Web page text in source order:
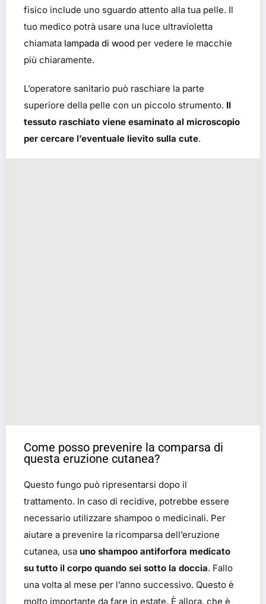
fisico include uno sguardo attento alla tua pelle. Il
tuo medico potrà usare una luce ultravioletta
chiamata lampada di wood per vedere le macchie
più chiaramente.
L’operatore sanitario può raschiare la parte
superiore della pelle con un piccolo strumento. Il
tessuto raschiato viene esaminato al microscopio
per cercare l’eventuale lievito sulla cute.
Come posso prevenire la comparsa di
questa eruzione cutanea?
Questo fungo può ripresentarsi dopo il
trattamento. In caso di recidive, potrebbe essere
necessario utilizzare shampoo o medicinali. Per
aiutare a prevenire la ricomparsa dell’eruzione
cutanea, usa uno shampoo antiforfora medicato
su tutto il corpo quando sei sotto la doccia. Fallo
una volta al mese per l’anno successivo. Questo è
molto importante da fare in estate. È allora, che è